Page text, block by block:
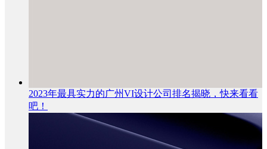
2023年最具实力的广州VI设计公司排名揭晓，快来看看
吧！